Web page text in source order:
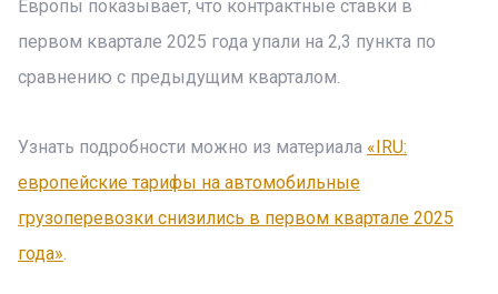
Европы показывает, что контрактные ставки в
первом квартале 2025 года упали на 2,3 пункта по
сравнению с предыдущим кварталом.
Узнать подробности можно из материала «IRU:
европейские тарифы на автомобильные
грузоперевозки снизились в первом квартале 2025
года».